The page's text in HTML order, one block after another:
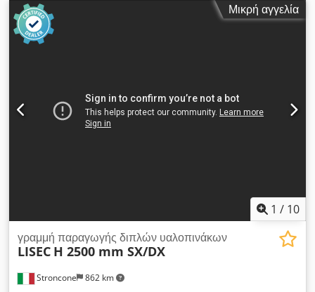
Μικρή αγγελία
1 / 10
Stroncone 862 km
γραμμή παραγωγής διπλών υαλοπινάκων
LISEC H 2500 mm SX/DX